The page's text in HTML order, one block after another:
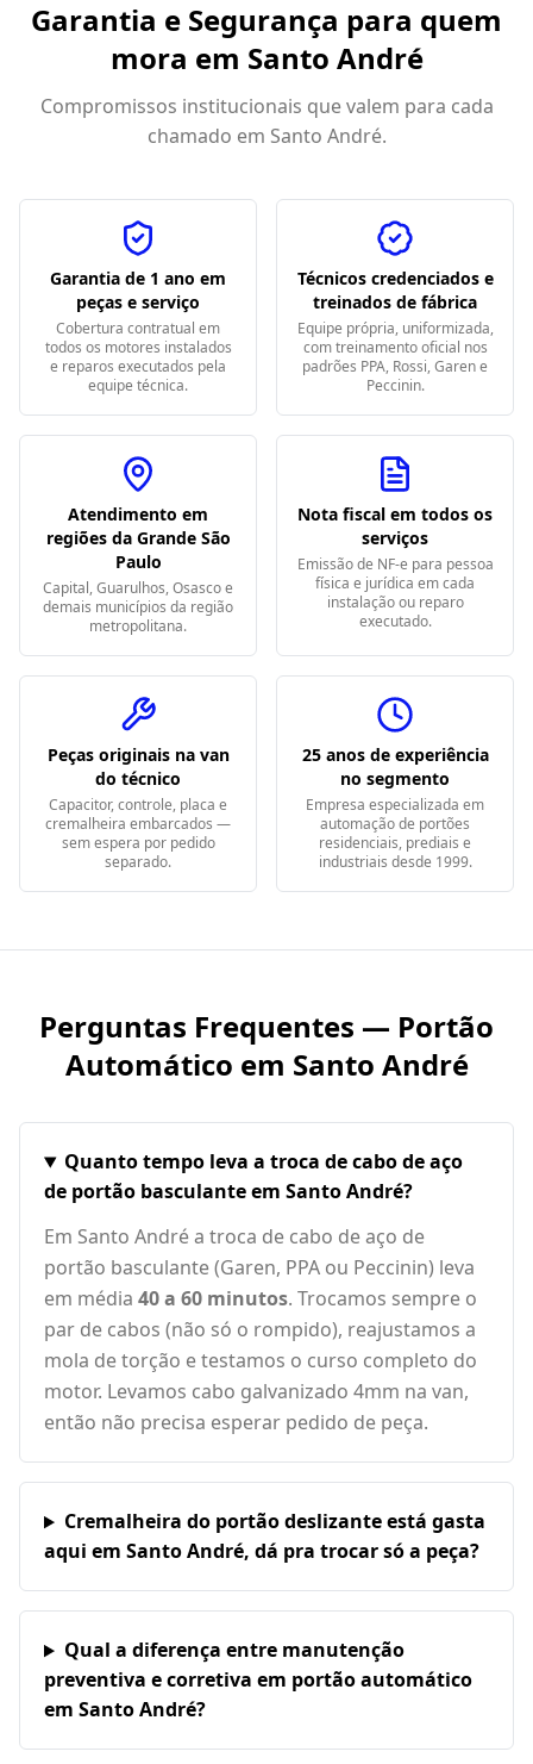
Garantia e Segurança para quem
mora em Santo André
Compromissos institucionais que valem para cada
chamado em Santo André.
Garantia de 1 ano em
peças e serviço
Cobertura contratual em
todos os motores instalados
e reparos executados pela
equipe técnica.
Técnicos credenciados e
treinados de fábrica
Equipe própria, uniformizada,
com treinamento oficial nos
padrões PPA, Rossi, Garen e
Peccinin.
Atendimento em
regiões da Grande São
Paulo
Capital, Guarulhos, Osasco e
demais municípios da região
metropolitana.
Nota fiscal em todos os
serviços
Emissão de NF-e para pessoa
física e jurídica em cada
instalação ou reparo
executado.
Peças originais na van
do técnico
Capacitor, controle, placa e
cremalheira embarcados —
sem espera por pedido
separado.
25 anos de experiência
no segmento
Empresa especializada em
automação de portões
residenciais, prediais e
industriais desde 1999.
Perguntas Frequentes — Portão
Automático em Santo André
Quanto tempo leva a troca de cabo de aço
de portão basculante em Santo André?
Em Santo André a troca de cabo de aço de
portão basculante (Garen, PPA ou Peccinin) leva
em média 40 a 60 minutos. Trocamos sempre o
par de cabos (não só o rompido), reajustamos a
mola de torção e testamos o curso completo do
motor. Levamos cabo galvanizado 4mm na van,
então não precisa esperar pedido de peça.
Cremalheira do portão deslizante está gasta
aqui em Santo André, dá pra trocar só a peça?
Qual a diferença entre manutenção
preventiva e corretiva em portão automático
em Santo André?